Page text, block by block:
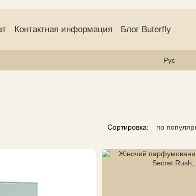
Контактная информация
Блог Buterfly
Рус
Сортировка: по